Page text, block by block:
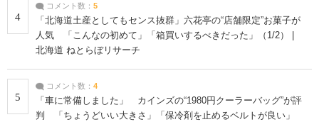
4
コメント数： 5
「北海道土産としてもセンス抜群」六花亭の“店舗限定”お菓子が
人気 「こんなの初めて」「箱買いするべきだった」（1/2） |
北海道 ねとらぼリサーチ
5
コメント数： 4
「車に常備しました」 カインズの“1980円クーラーバッグ”が評
判 「ちょうどいい大きさ」「保冷剤を止めるベルトが良い」